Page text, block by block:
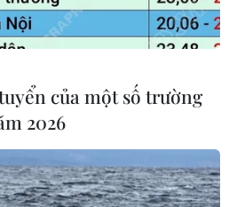
của một số trường
2026